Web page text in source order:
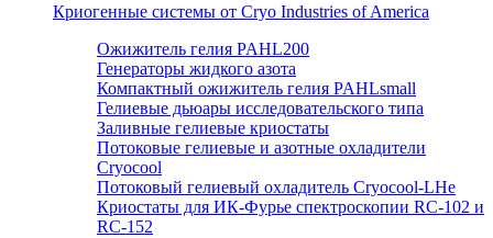
Криогенные системы от Cryo Industries of America
Ожижитель гелия PAHL200
Генераторы жидкого азота
Компактный ожижитель гелия PAHLsmall
Гелиевые дьюары исследовательского типа
Заливные гелиевые криостаты
Потоковые гелиевые и азотные охладители
Cryocool
Потоковый гелиевый охладитель Cryocool-LHe
Криостаты для ИК-Фурье спектроскопии RC-102 и
RC-152